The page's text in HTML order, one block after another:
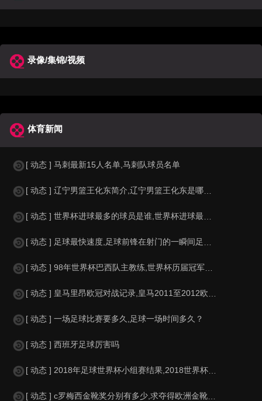
录像/集锦/视频
体育新闻
[ 动态 ] 马刺最新15人名单,马刺队球员名单
[ 动态 ] 辽宁男篮王化东简介,辽宁男篮王化东是哪里人？
[ 动态 ] 世界杯进球最多的球员是谁,世界杯进球最多的球员是谁？
[ 动态 ] 足球最快速度,足球前锋在射门的一瞬间足球的速度有多快？？
[ 动态 ] 98年世界杯巴西队主教练,世界杯历届冠军球队教练
[ 动态 ] 皇马里昂欧冠对战记录,皇马2011至2012欧冠赛程&nbs
[ 动态 ] 一场足球比赛要多久,足球一场时间多久？
[ 动态 ] 西班牙足球厉害吗
[ 动态 ] 2018年足球世界杯小组赛结果,2018世界杯中国进入a组
[ 动态 ] c罗梅西金靴奖分别有多少,求夺得欧洲金靴奖与各大联赛金靴奖最